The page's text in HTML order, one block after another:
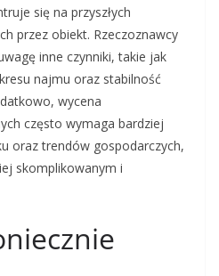
się na przyszłych
przez obiekt. Rzeczoznawcy
inne czynniki, takie jak
najmu oraz stabilność
wycena
często wymaga bardziej
oraz trendów gospodarczych,
skomplikowanym i